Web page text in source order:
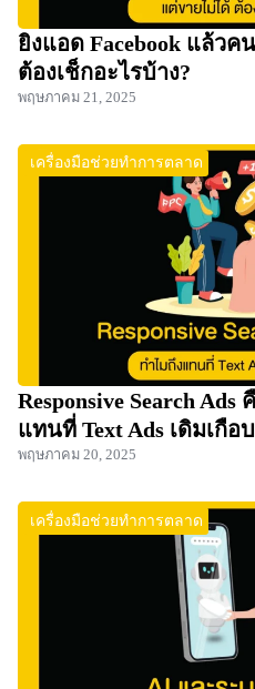
ยิงแอด Facebook แล้ว
ต้องเช็กอะไรบ้าง?
พฤษภาคม 21, 2025
เครื่องมือช่วยทำการตลาด
Responsive Search
แทนที่ Text Ads เดิมเกือ
พฤษภาคม 20, 2025
เครื่องมือช่วยทำการตลาด